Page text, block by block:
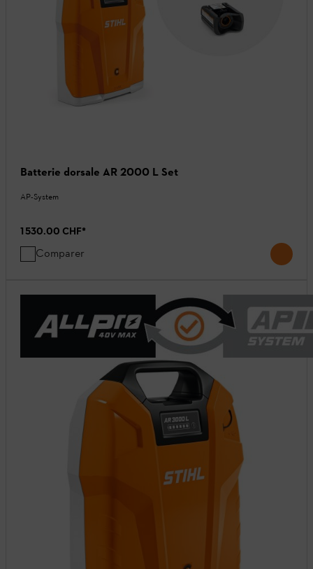
Batterie dorsale AR 2000 L Set
AP-System
1 530.00 CHF*
Comparer